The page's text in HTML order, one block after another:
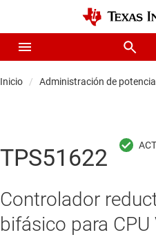
Inicio Administración de potencia
TPS51622
Controlador
bifásico para CPU